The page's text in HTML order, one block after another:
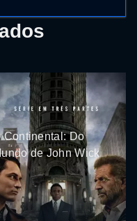
Continental: Do
de John Wick